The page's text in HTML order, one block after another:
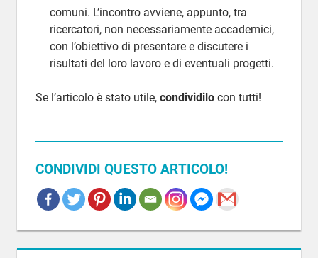
comuni. L’incontro avviene, appunto, tra
ricercatori, non necessariamente accademici,
con l’obiettivo di presentare e discutere i
risultati del loro lavoro e di eventuali progetti.
Se l’articolo è stato utile, condividilocon tutti!
CONDIVIDI QUESTO ARTICOLO!